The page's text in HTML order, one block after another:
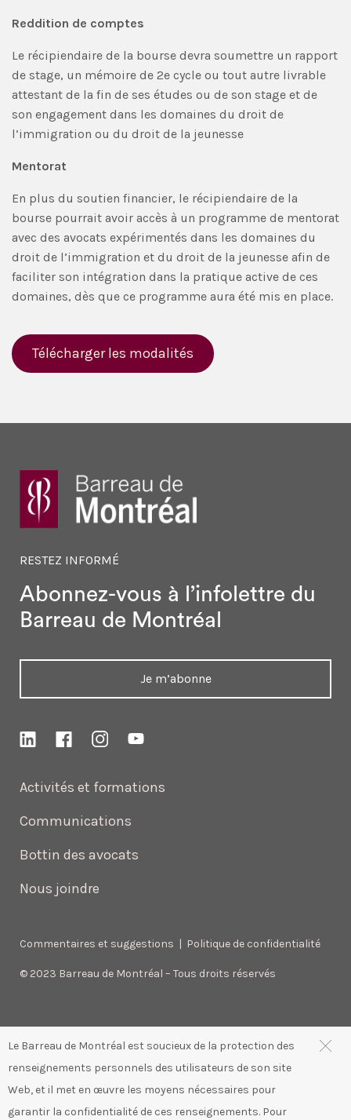
Le Barreau de Montréal est soucieux de la protection des
renseignements personnels des utilisateurs de son site
Web, et il met en œuvre les moyens nécessaires pour
garantir la confidentialité de ces renseignements. Pour
Reddition de comptes
Le récipiendaire de la bourse devra soumettre un rapport
de stage, un mémoire de 2e cycle ou tout autre livrable
attestant de la fin de ses études ou de son stage et de
son engagement dans les domaines du droit de
l’immigration ou du droit de la jeunesse
Mentorat
En plus du soutien financier, le récipiendaire de la
bourse pourrait avoir accès à un programme de mentorat
avec des avocats expérimentés dans les domaines du
droit de l’immigration et du droit de la jeunesse afin de
faciliter son intégration dans la pratique active de ces
domaines, dès que ce programme aura été mis en place.
Télécharger les modalités
Activités et formations
Communications
Bottin des avocats
Nous joindre
RESTEZ INFORMÉ
Abonnez-vous à l’infolettre du
Barreau de Montréal
Je m’abonne
Commentaires et suggestions | Politique de confidentialité
© 2023 Barreau de Montréal – Tous droits réservés